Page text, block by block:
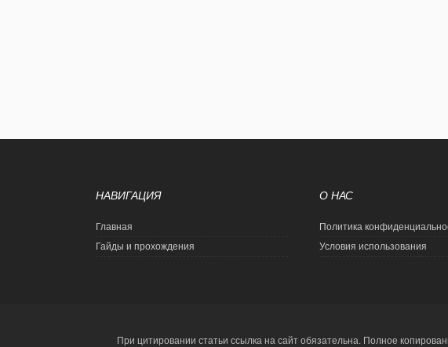
НАВИГАЦИЯ
Главная
Гайды и прохождения
О НАС
Политика
Условия использования
При цитировании статьи ссылка на сайт обязательна. Полное